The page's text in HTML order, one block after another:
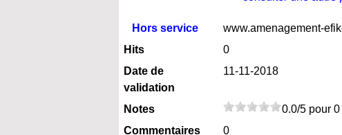
Hors service
www.amenagement-
Hits
0
Date de
validation
11-11-2018
Notes
0.0/5 pour
Commentaires
0